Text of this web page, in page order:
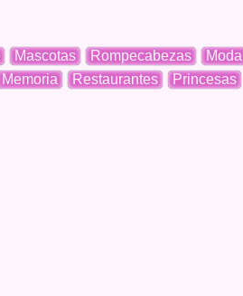
Mascotas Rompecabezas Moda
Memoria Restaurantes Princesas